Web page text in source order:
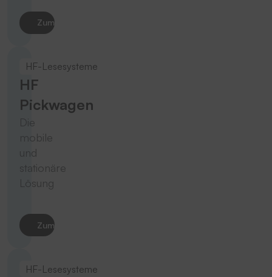
Zum Produkt
HF-Lesesysteme
HF
Pickwagen
Die
mobile
und
stationäre
Lösung
Zum Produkt
HF-Lesesysteme